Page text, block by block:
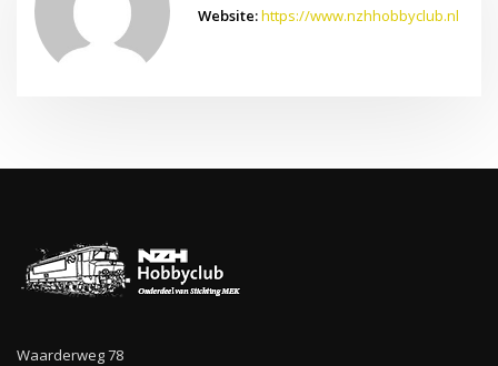
Website:https://www.nzhhobbyclub.nl
Waarderweg 78